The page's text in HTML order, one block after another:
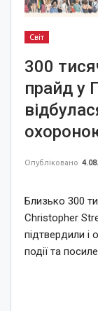
Світ
300
прайд у
Опубліковано
Близько 300
Christopher
підтвердили і
події та